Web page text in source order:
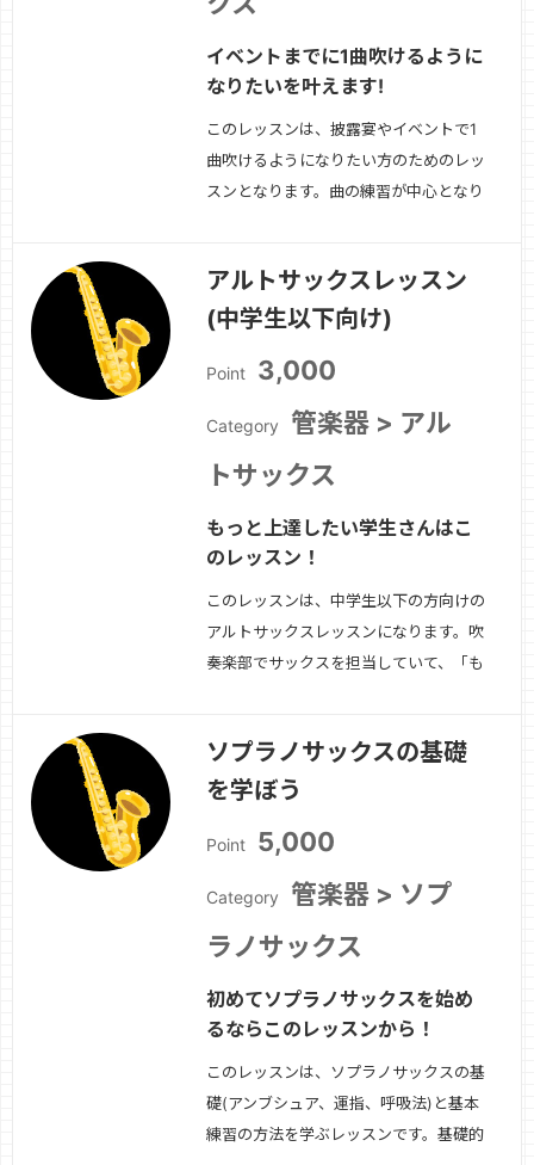
イベントまでに1曲吹けるように
なりたいを叶えます!
このレッスンは、披露宴やイベントで1
曲吹けるようになりたい方のためのレッ
スンとなります。曲の練習が中心となり
のレッスンをご選択ください。（発表日
が最低でも1ヶ月先の方のみお受け致し
アルトサックスレッスン
(中学生以下向け)
Point 3,000
Category
管楽器 > アル
トサックス
もっと上達したい学生さんはこ
のレッスン！
このレッスンは、中学生以下の方向けの
アルトサックスレッスンになります。吹
奏楽部でサックスを担当していて、「も
続きを見る »
ソプラノサックスの基礎
を学ぼう
Point 5,000
Category
管楽器 > ソプ
ラノサックス
初めてソプラノサックスを始め
るならこのレッスンから！
このレッスンは、ソプラノサックスの基
礎(アンブシュア、運指、呼吸法)と基本
練習の方法を学ぶレッスンです。基礎的